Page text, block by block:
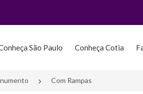
São Paulo Conheça Cotia
Com Rampas